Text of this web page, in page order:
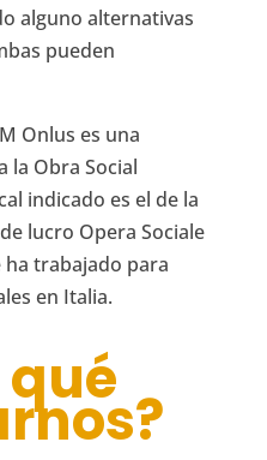
alguno alternativas
pueden
Onlus es una
la Obra Social
indicado es el de la
lucro Opera Sociale
trabajado para
en Italia.
qué